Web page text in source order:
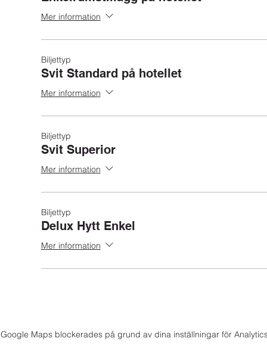
Mer information
Biljettyp
Svit Standard på hotellet
Mer information
Biljettyp
Svit Superior
Mer information
Biljettyp
Delux Hytt Enkel
Mer information
Google Maps blockerades på grund av dina inställningar för